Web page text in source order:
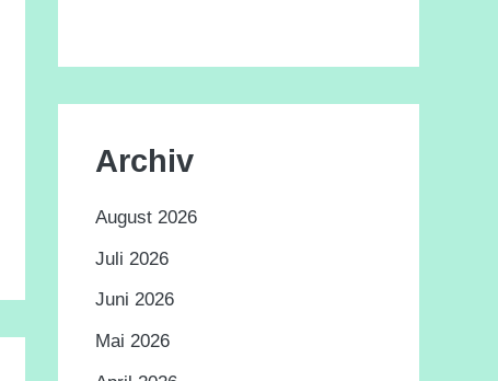
Archiv
August 2026
Juli 2026
Juni 2026
Mai 2026